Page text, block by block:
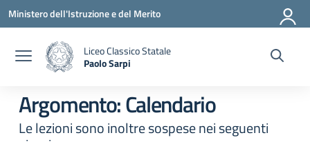
Vai ai contenuti
Vai al menu di navigazione
Vai al footer
Ministero dell'Istruzione e del Merito
Liceo Classico Statale
Paolo Sarpi
Argomento: Calendario
Le lezioni sono inoltre sospese nei seguenti